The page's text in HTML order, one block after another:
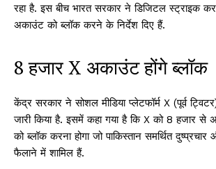
रहा है. इस बीच भारत सरकार ने डिजिटल स्ट्राइक
अकाउंट को ब्लॉक करने के निर्देश दिए हैं.
8 हजार X अकाउंट होंगे ब्लॉक
केंद्र सरकार ने सोशल मीडिया प्लेटफॉर्म X (पूर्व
जारी किया है. इसमें कहा गया है कि X को 8 हजार
को ब्लॉक करना होगा जो पाकिस्तान समर्थित
फैलाने में शामिल हैं.